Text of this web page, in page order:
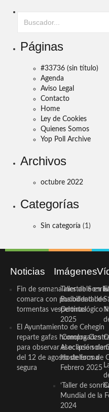
Páginas
#33736 (sin título)
Agenda
Aviso Legal
Contacto
Home
Ley de Cookies
Quienes Somos
Yop Poll Archive
Archivos
octubre 2022
Categorías
Sin categoría (1)
Noticias
Fin de semana inestable en la
comarca con posibilidad de
tormentas vespertinas
El Ayuntamiento de Cehegín
reparte gafas homologadas
para observar el eclipse solar
del 12 de agosto de forma
segura
Imágenes
Taller de
Bucodental de
Odontológico
2025
‘Compra
Asociación de
Hosteleros de
Febrero 2025
‘Taller de
Mundial de la
2024